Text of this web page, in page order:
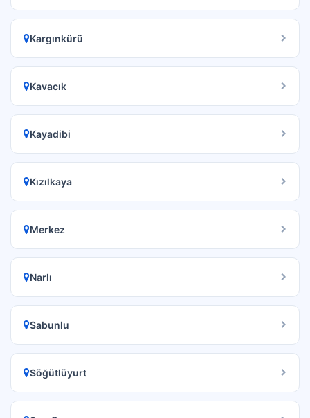
Kargınkürü
Kavacık
Kayadibi
Kızılkaya
Merkez
Narlı
Sabunlu
Söğütlüyurt